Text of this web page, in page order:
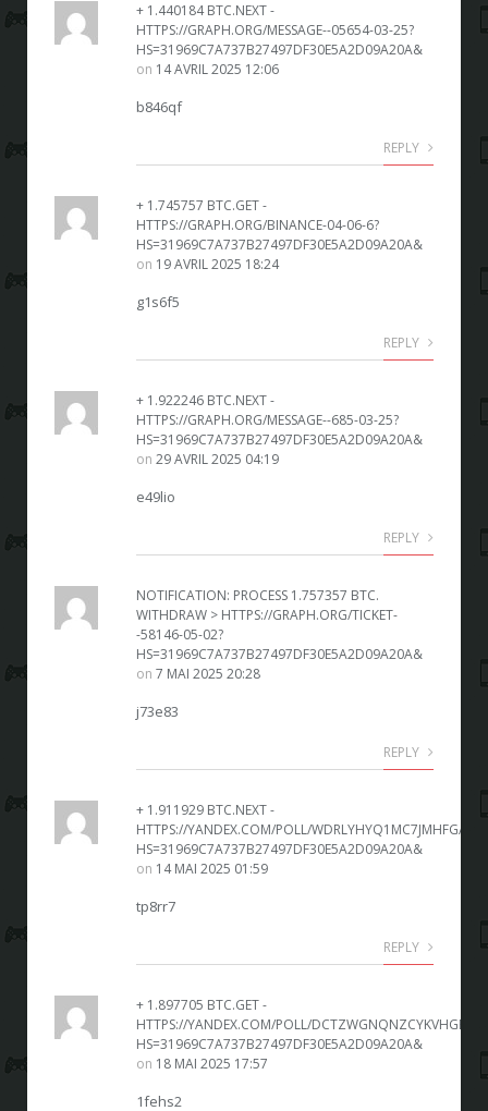
+ 1.440184 BTC.NEXT -
HTTPS://GRAPH.ORG/MESSAGE--05654-03-25?
HS=31969C7A737B27497DF30E5A2D09A20A&
on 14 AVRIL 2025 12:06
b846qf
REPLY
+ 1.745757 BTC.GET -
HTTPS://GRAPH.ORG/BINANCE-04-06-6?
HS=31969C7A737B27497DF30E5A2D09A20A&
on 19 AVRIL 2025 18:24
g1s6f5
REPLY
+ 1.922246 BTC.NEXT -
HTTPS://GRAPH.ORG/MESSAGE--685-03-25?
HS=31969C7A737B27497DF30E5A2D09A20A&
on 29 AVRIL 2025 04:19
e49lio
REPLY
NOTIFICATION: PROCESS 1.757357 BTC.
WITHDRAW > HTTPS://GRAPH.ORG/TICKET-
-58146-05-02?
HS=31969C7A737B27497DF30E5A2D09A20A&
on 7 MAI 2025 20:28
j73e83
REPLY
+ 1.911929 BTC.NEXT -
HTTPS://YANDEX.COM/POLL/
HS=31969C7A737B27497DF30E5A2D09A20A&
on 14 MAI 2025 01:59
tp8rr7
REPLY
+ 1.897705 BTC.GET -
HTTPS://YANDEX.COM/POLL/
HS=31969C7A737B27497DF30E5A2D09A20A&
on 18 MAI 2025 17:57
1fehs2